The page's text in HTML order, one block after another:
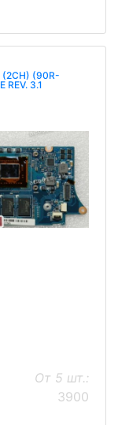
(2CH) (90R-
3.1
От 5 шт.:
3900